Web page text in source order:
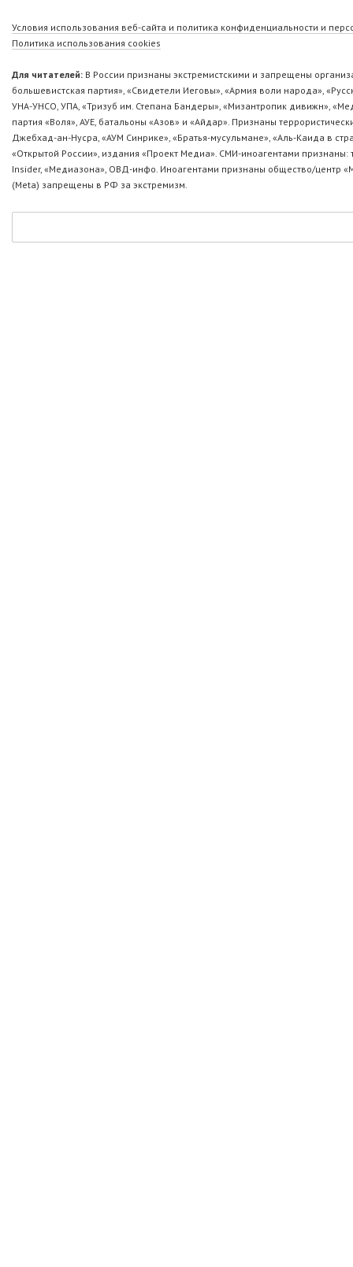
Условия использования веб-сайта и политика конфиденциальности и
Политика использования cookies
Для читателей: В России признаны экстремистскими и запрещены
большевистская партия», «Свидетели Иеговы», «Армия воли народа»,
УНА-УНСО, УПА, «Тризуб им. Степана Бандеры», «Мизантропик дивижн»,
партия «Воля», АУЕ, батальоны «Азов» и «Айдар». Признаны
Джебхад-ан-Нусра, «АУМ Синрике», «Братья-мусульмане», «Аль-Каида в
«Открытой России», издания «Проект Медиа». СМИ-иноагентами
Insider, «Медиазона», ОВД-инфо. Иноагентами признаны общество/центр
(Metа) запрещены в РФ за экстремизм.